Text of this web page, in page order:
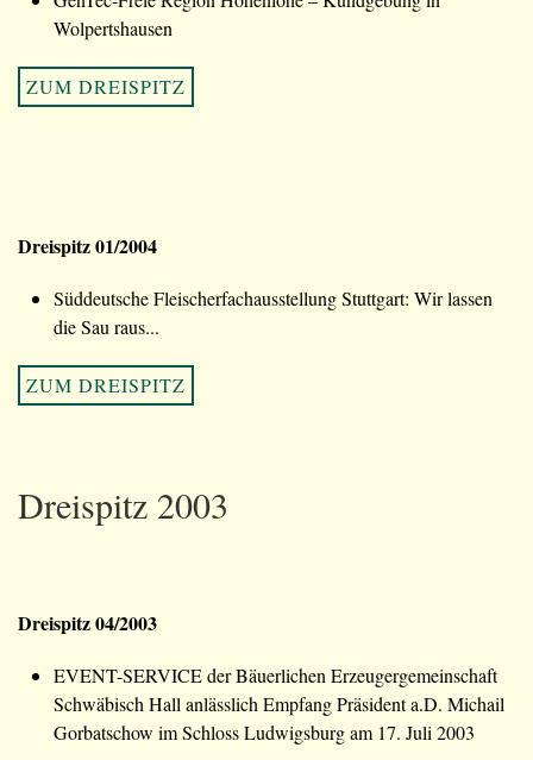
Wolpertshausen
ZUM DREISPITZ
Dreispitz 01/2004
Süddeutsche Fleischerfachausstellung Stuttgart: Wir lassen
die Sau raus...
ZUM DREISPITZ
Dreispitz 2003
Dreispitz 04/2003
EVENT-SERVICE der Bäuerlichen Erzeugergemeinschaft
Schwäbisch Hall anlässlich Empfang Präsident a.D. Michail
Gorbatschow im Schloss Ludwigsburg am 17. Juli 2003